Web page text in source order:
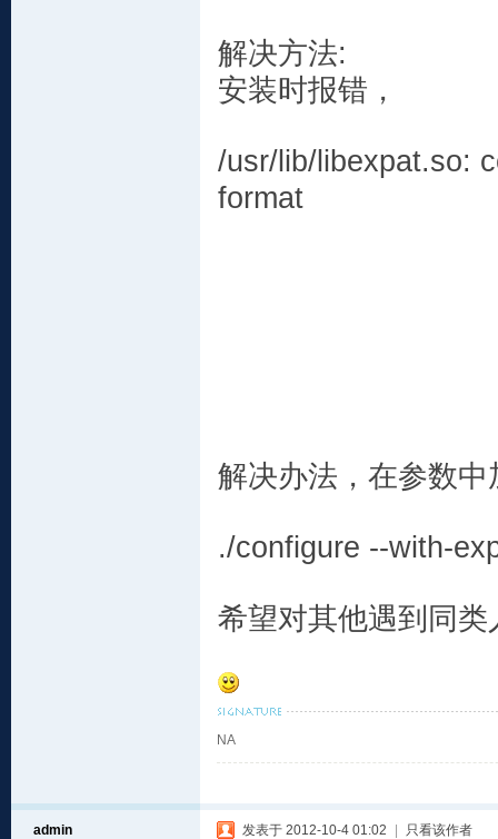
解决方法:
安装时报错，
/usr/lib/libexpat.so:
format
解决办法，在参数中
./configure --with-
希望对其他遇到同类
NA
admin 发表于 2012-10-4 01:02 只看该作者